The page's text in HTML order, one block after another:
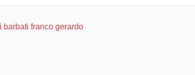
barbati franco gerardo